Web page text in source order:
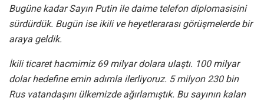
Bugüne kadar Sayın Putin ile daime telefon diplomasisini
sürdürdük. Bugün ise ikili ve heyetlerarası görüşmelerde bir
araya geldik.
İkili ticaret hacmimiz 69 milyar dolara ulaştı. 100 milyar
dolar hedefine emin adımla ilerliyoruz. 5 milyon 230 bin
Rus vatandaşını ülkemizde ağırlamıştık. Bu sayının kalan